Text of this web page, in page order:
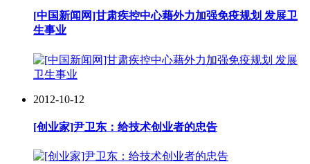
[中国新闻网]甘肃疾控中心藉外力加强免疫规划 发展卫
生事业
2012-10-12
[创业家]尹卫东：给技术创业者的忠告